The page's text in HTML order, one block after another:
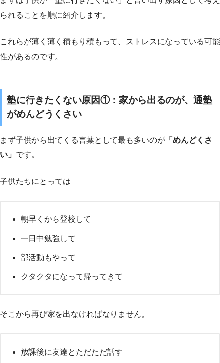
られることを順に紹介します。
これらが薄く薄く積もり積もって、ストレスになっている可能
性があるのです。
塾に行きたくない原因①：家から出るのが、通塾
がめんどうくさい
まず子供から出てくる言葉として最も多いのが 「めんどくさ
い」 です。
子供たちにとっては
朝早くから登校して
一日中勉強して
部活動もやって
クタクタになって帰ってきて
そこから再び家を出なければなりません。
放課後に友達とただただ話す